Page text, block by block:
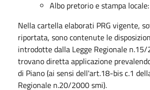
Albo pretorio e stampa
Nella cartella elaborati PRG vigente,
riportata, sono contenute le
introdotte dalla Legge Regionale
trovano diretta applicazione
di Piano (ai sensi dell'art.18-bis c.1
Regionale n.20/2000 smi).